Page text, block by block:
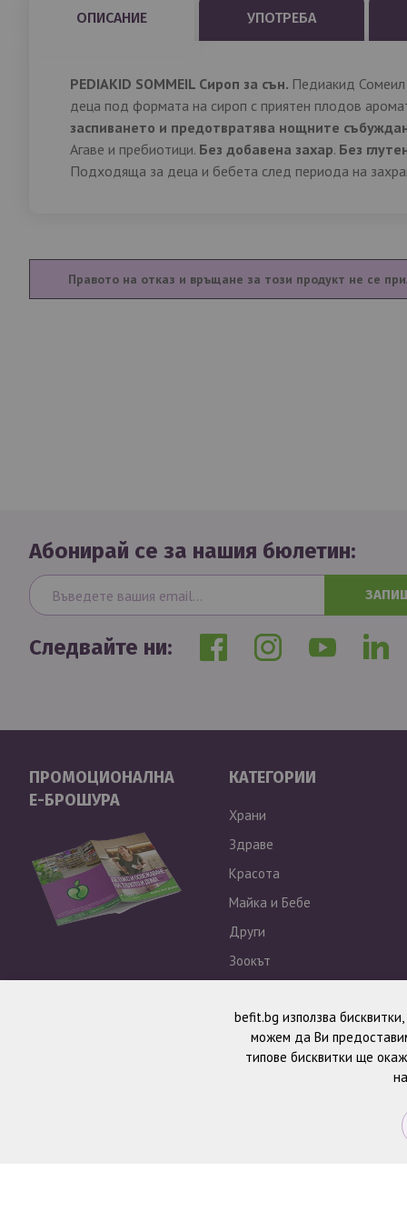
ОПИСАНИЕ
PEDIAKID SOMMEIL Сироп за сън. Педиакид
деца под формата на сироп с приятен плодов
заспиването и предотвратява нощните
Агаве и пребиотици. Без добавена захар. Без
Подходяща за деца и бебета след периода на
УПОТРЕБА
Правото на отказ и връщане за този продукт не се
Абонирай се за нашия бюлетин:
Следвайте ни:
ПРОМОЦИОНАЛНА
Е-БРОШУРА
КАТЕГОРИИ
Храни
Здраве
Красота
Майка и Бебе
Други
Зоокът
© 2026
befit.bg използва
можем да Ви
типове бисквитки ще